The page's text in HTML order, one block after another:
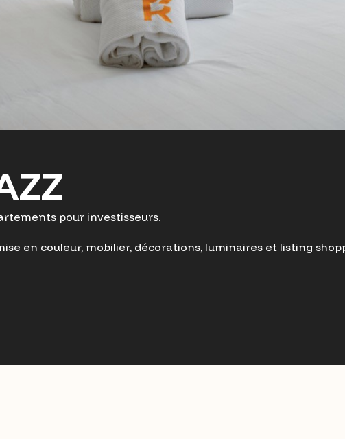
pour investisseurs.
en couleur, mobilier, décorations, luminaires et listing